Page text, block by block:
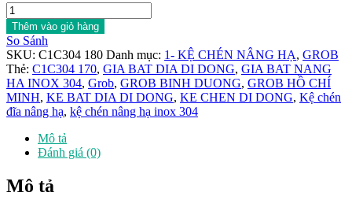
Kệ
chén
bát
đĩa
nâng
hạ
Full
Inox
304
C1C304
số
lượng
Thêm vào giỏ hàng
So Sánh
SKU: C1C304 180 Danh mục: 1- KỆ CHÉN NÂNG HẠ, GROB
Thẻ: C1C304 170, GIA BAT DIA DI DONG, GIA BAT NANG
HA INOX 304, Grob, GROB BINH DUONG, GROB HỒ CHÍ
MINH, KE BAT DIA DI DONG, KE CHEN DI DONG, Kệ chén
đĩa nâng hạ, kệ chén nâng hạ inox 304
Mô tả
Đánh giá (0)
Mô tả